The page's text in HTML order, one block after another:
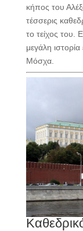
κήπος του
τέσσερις
το τείχος του.
μεγάλη
Μόσχα.